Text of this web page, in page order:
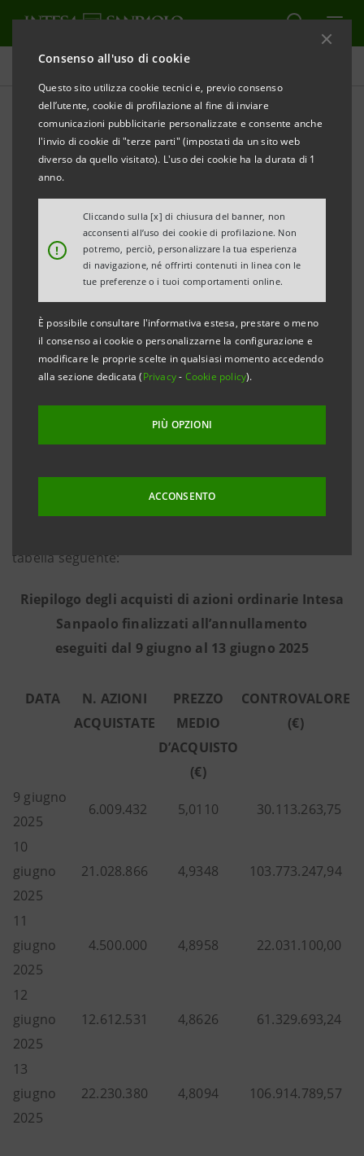
Consenso all'uso di cookie
Questo sito utilizza cookie tecnici e, previo consenso
dell’utente, cookie di profilazione al fine di inviare
comunicazioni pubblicitarie personalizzate e consente anche
l'invio di cookie di "terze parti" (impostati da un sito web
diverso da quello visitato). L'uso dei cookie ha la durata di 1
anno.
!
Cliccando sulla [x] di chiusura del banner, non
acconsenti all’uso dei cookie di profilazione. Non
potremo, perciò, personalizzare la tua esperienza
di navigazione, né offrirti contenuti in linea con le
tue preferenze o i tuoi comportamenti online.
È possibile consultare l'informativa estesa, prestare o meno
il consenso ai cookie o personalizzarne la configurazione e
modificare le proprie scelte in qualsiasi momento accedendo
alla sezione dedicata (Privacy- Cookie policy).
PIÙ OPZIONI
ACCONSENTO
Comunicati stampa
STAMPA AGGIORNA
INTESA SANPAOLO: ESECUZIONE DEL PROGRAMMA
DI ACQUISTO DI AZIONI PROPRIE FINALIZZATO
ALL’ANNULLAMENTO NEL PERIODO 9 GIUGNO - 13
GIUGNO 2025
Torino, Milano, 16 giugno 2025– Intesa Sanpaolo, in
relazione all’esecuzione del programma di acquisto di
azioni proprie finalizzato all’annullamento (
comunicato al mercato il 26 maggio 2025 e avviato il 2
giugno 2025, informa, ai sensi della normativa
applicabile, che nel periodo dal 9 giugno al 13 giugno
2025 - in base alle informazioni fornite
dall’intermediario terzo Morgan Stanley Europe SE,
tabella seguente:
Riepilogo degli acquisti di azioni ordinarie Intesa
Sanpaolo finalizzati all’annullamento
eseguiti dal 9 giugno al 13 giugno 2025
DATA
N. AZIONI
ACQUISTATE
PREZZO
MEDIO
D’ACQUISTO
(€)
CONTROVALORE
(€)
9 giugno
2025
6.009.432 5,0110 30.113.263,75
10
giugno
2025
21.028.866 4,9348 103.773.247,94
11
giugno
2025
4.500.000 4,8958 22.031.100,00
12
giugno
2025
12.612.531 4,8626 61.329.693,24
13
giugno
2025
22.230.380 4,8094 106.914.789,57